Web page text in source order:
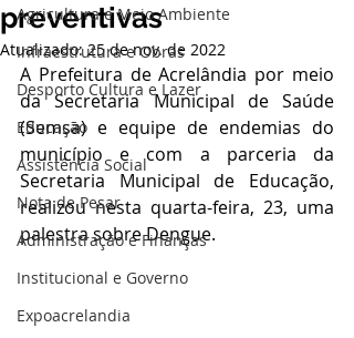
Agricultura e Meio Ambiente
Infraestrutura e Obras
Desporto Cultura e Lazer
Educação
Assistência Social
Nota de Pesar
Administração e Finanças
Institucional e Governo
Expoacrelandia
preventivas
Atualizado:25 de nov. de 2022
A Prefeitura de Acrelândia por meio
da Secretaria Municipal de Saúde
(Semsa) e equipe de endemias do
município e com a parceria da
Secretaria Municipal de Educação,
realizou nesta quarta-feira, 23, uma
palestra sobre Dengue.